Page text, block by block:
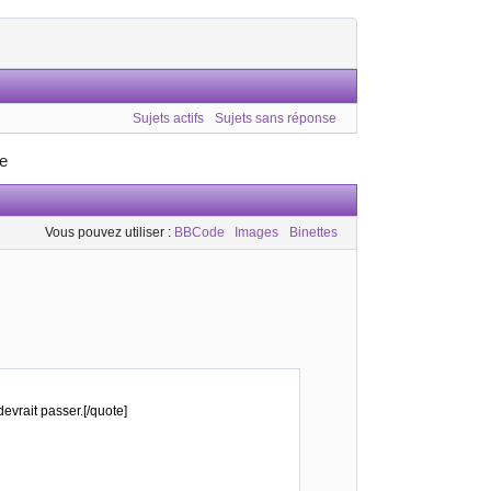
Sujets actifs Sujets sans réponse
Vous pouvez utiliser : BBCode Images Binettes